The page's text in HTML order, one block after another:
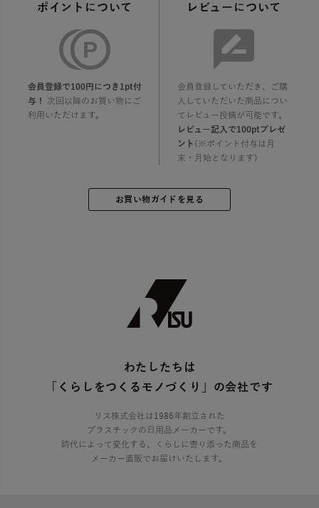
ポイントについて
会員登録で100円につき1pt付
与！
次回以降のお買い物にご
利用いただけます。
レビューについて
会員登録していただき、ご購
入していただいた商品につい
てレビュー投稿が可能です。
レビュー記入で100ptプレゼ
ント (※ポイント付与は月
末・月始となります)
お買い物ガイドを見る
わたしたちは
「くらしをつくるモノづくり」の会社です
リス株式会社は1986年創立された
プラスチックの日用品メーカーです。
時代によって変化する、くらしに寄り添った商品を
メーカー直販でお届けいたします。